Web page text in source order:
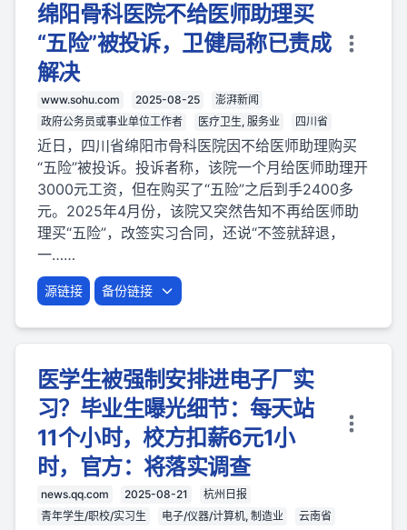
绵阳骨科医院不给医师助理买
“五险”被投诉，卫健局称已责成
解决
www.sohu.com 2025-08-25
澎湃新闻
政府公务员或事业单位工作者
医疗卫生, 服务业 四川省
近日，四川省绵阳市骨科医院因不给医师助理购买
“五险”被投诉。投诉者称，该院一个月给医师助理开
3000元工资，但在购买了“五险”之后到手2400多
元。2025年4月份，该院又突然告知不再给医师助
理买“五险”，改签实习合同，还说“不签就辞退，
一……
源链接 备份链接
医学生被强制安排进电子厂实
习？毕业生曝光细节：每天站
11个小时，校方扣薪6元1小
时，官方：将落实调查
news.qq.com 2025-08-21
杭州日报
青年学生/职校/实习生
电子/仪器/计算机, 制造业 云南省